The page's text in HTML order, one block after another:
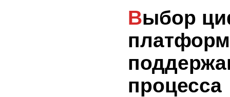
Выбор цифровых
процесса